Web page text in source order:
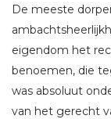
De meeste
eigendom het
benoemen, die
was absoluut
van het gerecht